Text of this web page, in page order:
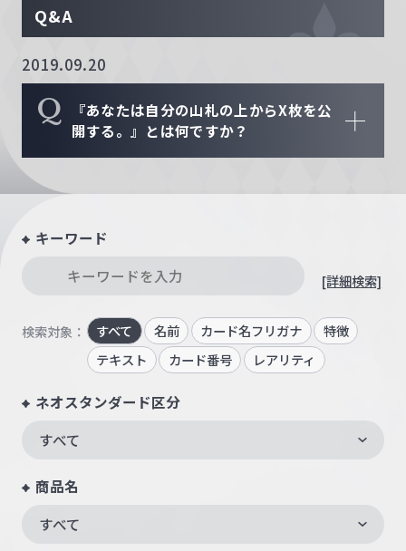
Q&A
2019.09.20
Q
『あなたは自分の山札の上からX枚を公
開する。』とは何ですか？
キーワード
[詳細検索]
検索対象： すべて 名前 カード名フリガナ
特徴
テキスト
カード番号 レアリティ
ネオスタンダード区分
すべて
商品名
すべて